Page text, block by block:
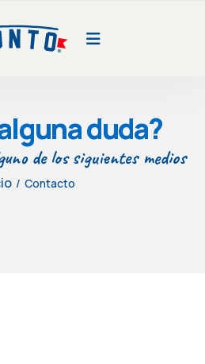
duda?
de los siguientes medios
/ Contacto